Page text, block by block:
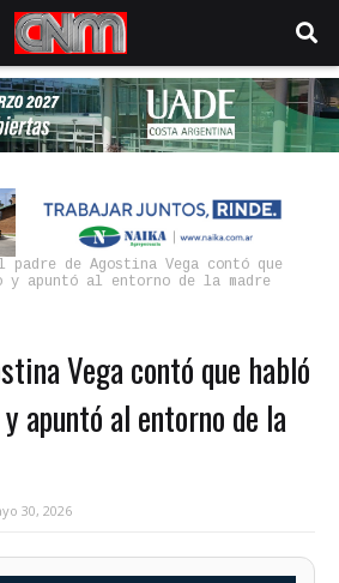
padre de Agostina Vega contó que
y apuntó al entorno de la madre
Vega contó que habló
apuntó al entorno de la
30, 2026